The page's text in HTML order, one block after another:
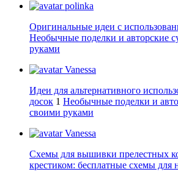
polinka
Оригинальные идеи с
Необычные поделки и авторские
руками
Vanessa
Идеи для альтернативного
досок 1 Необычные поделки и
своими руками
Vanessa
Схемы для вышивки прелестных
крестиком: бесплатные схемы